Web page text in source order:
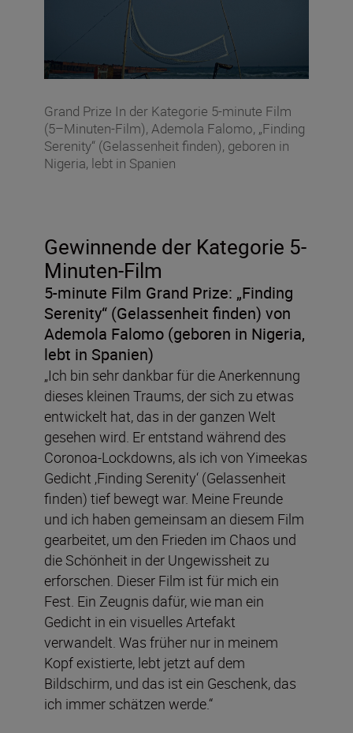
Grand Prize In der Kategorie 5-minute Film
(5–Minuten-Film), Ademola Falomo, „Finding
Serenity“ (Gelassenheit finden), geboren in
Nigeria, lebt in Spanien
Gewinnende der Kategorie 5-
Minuten-Film
5-minute Film Grand Prize: „Finding
Serenity“ (Gelassenheit finden) von
Ademola Falomo (geboren in Nigeria,
lebt in Spanien)
„Ich bin sehr dankbar für die Anerkennung
dieses kleinen Traums, der sich zu etwas
entwickelt hat, das in der ganzen Welt
gesehen wird. Er entstand während des
Coronoa-Lockdowns, als ich von Yimeekas
Gedicht ‚Finding Serenity‘ (Gelassenheit
finden) tief bewegt war. Meine Freunde
und ich haben gemeinsam an diesem Film
gearbeitet, um den Frieden im Chaos und
die Schönheit in der Ungewissheit zu
erforschen. Dieser Film ist für mich ein
Fest. Ein Zeugnis dafür, wie man ein
Gedicht in ein visuelles Artefakt
verwandelt. Was früher nur in meinem
Kopf existierte, lebt jetzt auf dem
Bildschirm, und das ist ein Geschenk, das
ich immer schätzen werde.“